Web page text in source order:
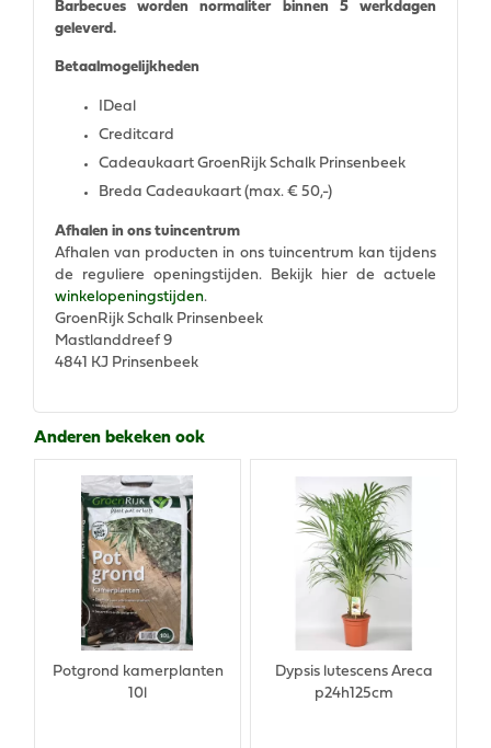
Barbecues worden normaliter binnen 5 werkdagen
geleverd.
Betaalmogelijkheden
IDeal
Creditcard
Cadeaukaart GroenRijk Schalk Prinsenbeek
Breda Cadeaukaart (max. € 50,-)
Afhalen in ons tuincentrum
Afhalen van producten in ons tuincentrum kan tijdens
de reguliere openingstijden. Bekijk hier de actuele
winkelopeningstijden.
GroenRijk Schalk Prinsenbeek
Mastlanddreef 9
4841 KJ Prinsenbeek
Anderen bekeken ook
Potgrond kamerplanten
10l
Dypsis lutescens Areca
p24h125cm